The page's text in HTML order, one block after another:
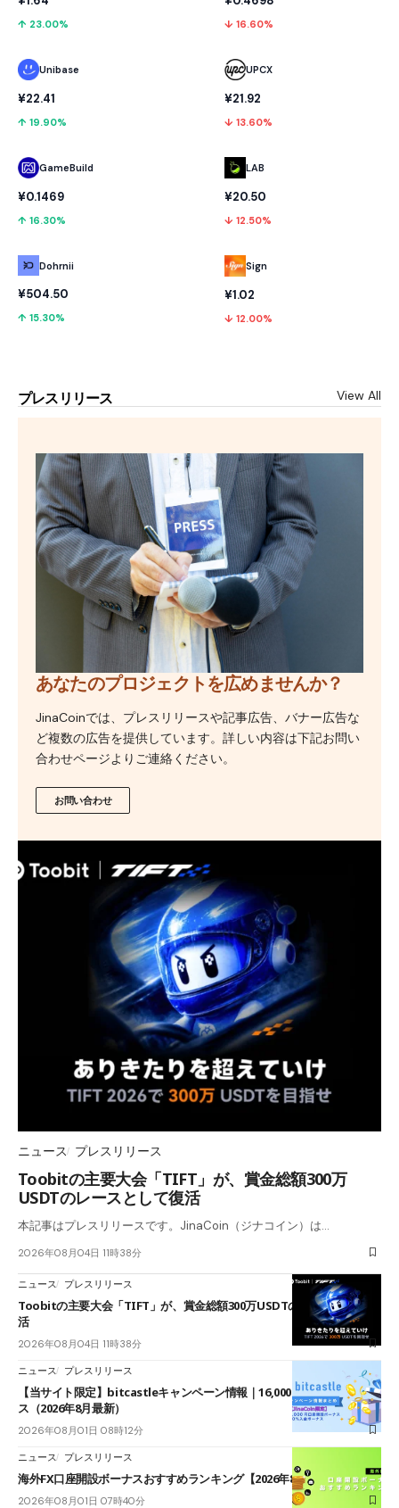
↑ 23.00%
Unibase
¥22.41
↑ 19.90%
GameBuild
¥0.1469
↑ 16.30%
Dohrnii
¥504.50
↑ 15.30%
↓ 16.60%
UPCX
¥21.92
↓ 13.60%
LAB
¥20.50
↓ 12.50%
Sign
¥1.02
↓ 12.00%
プレスリリース View All
あなたのプロジェクトを広めませんか？
JinaCoinでは、プレスリリースや記事広告、バナー広告な
ど複数の広告を提供しています。詳しい内容は下記お問い
合わせページよりご連絡ください。
お問い合わせ
ニュース プレスリリース
Toobitの主要大会「TIFT」が、賞金総額300万
USDTのレースとして復活
本記事はプレスリリースです。JinaCoin（ジナコイン）は…
2026年08月04日 11時38分
ニュース プレスリリース
Toobitの主要大会「TIFT」が、賞金総額300万USDTのレースとして復
活
2026年08月04日 11時38分
ニュース プレスリリース
【当サイト限定】bitcastleキャンペーン情報｜16,000円口座開設ボーナ
ス（2026年8月最新）
2026年08月01日 08時12分
ニュース プレスリリース
海外FX口座開設ボーナスおすすめランキング【2026年8月最新】
2026年08月01日 07時40分